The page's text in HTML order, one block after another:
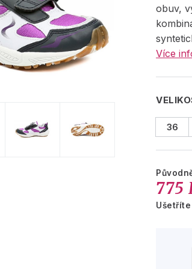
obuv,
Více
36
775
Ušetříte